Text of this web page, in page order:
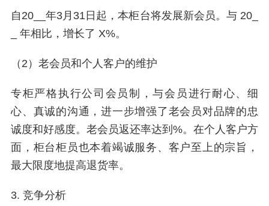
自20__年3月31日起，本柜台将发展新会员。与 20_
_ 年相比，增长了 X%。
（2）老会员和个人客户的维护
专柜严格执行公司会员制，与会员进行耐心、细
心、真诚的沟通，进一步增强了老会员对品牌的忠
诚度和好感度。老会员返还率达到%。在个人客户方
面，柜台柜员也本着竭诚服务、客户至上的宗旨，
最大限度地提高退货率。
3. 竞争分析